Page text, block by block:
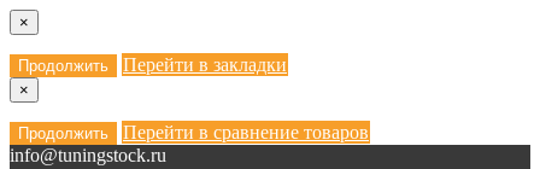
×
Продолжить Перейти в закладки
×
Продолжить
Перейти в сравнение товаров
info@tuningstock.ru